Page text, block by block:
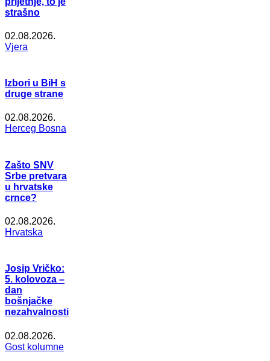
strašno
02.08.2026.
Vjera
Izbori u BiH s
druge strane
02.08.2026.
Herceg Bosna
Zašto SNV
Srbe pretvara
u hrvatske
crnce?
02.08.2026.
Hrvatska
Josip Vričko:
5. kolovoza –
dan
bošnjačke
nezahvalnosti
02.08.2026.
Gost kolumne